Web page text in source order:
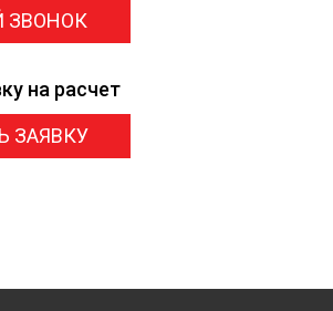
ЗВОНОК
на расчет
ЗАЯВКУ